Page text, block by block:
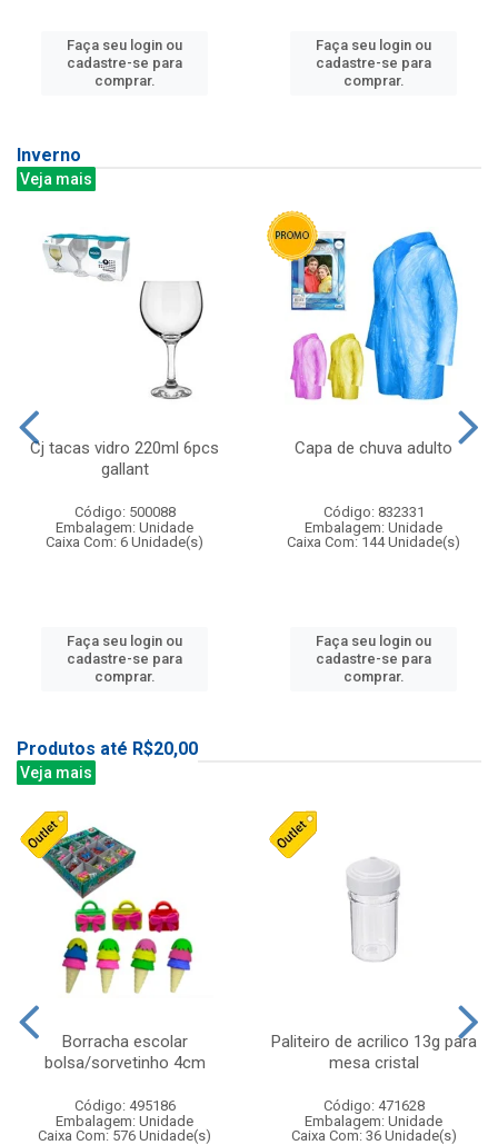
Faça seu login ou
cadastre-se para
comprar.
Faça seu login ou
cadastre-se para
comprar.
Inverno
Veja mais
Cj tacas vidro 220ml 6pcs
gallant
Código: 500088
Embalagem: Unidade
Caixa Com: 6 Unidade(s)
Faça seu login ou
cadastre-se para
comprar.
Capa de chuva adulto
Código: 832331
Embalagem: Unidade
Caixa Com: 144 Unidade(s)
Faça seu login ou
cadastre-se para
comprar.
Produtos até R$20,00
Veja mais
Borracha escolar
bolsa/sorvetinho 4cm
Código: 495186
Embalagem: Unidade
Caixa Com: 576 Unidade(s)
Paliteiro de acrilico 13g para
mesa cristal
Código: 471628
Embalagem: Unidade
Caixa Com: 36 Unidade(s)